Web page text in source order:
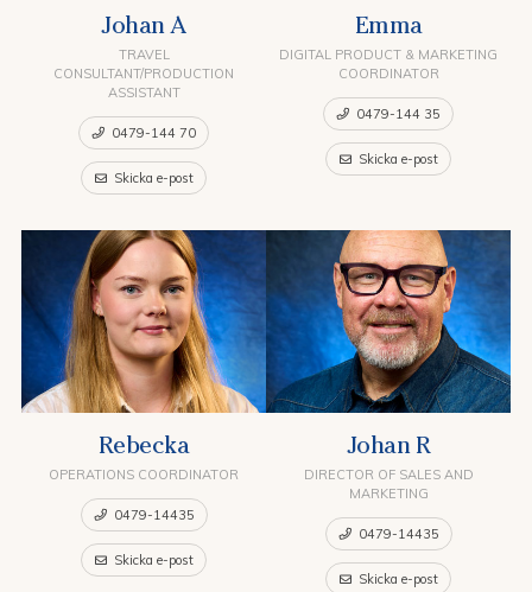
Johan A
TRAVEL
CONSULTANT/PRODUCTION
ASSISTANT
0479-144 70
Skicka e-post
Emma
DIGITAL PRODUCT & MARKETING
COORDINATOR
0479-144 35
Skicka e-post
Rebecka
OPERATIONS COORDINATOR
0479-14435
Skicka e-post
Johan R
DIRECTOR OF SALES AND
MARKETING
0479-14435
Skicka e-post